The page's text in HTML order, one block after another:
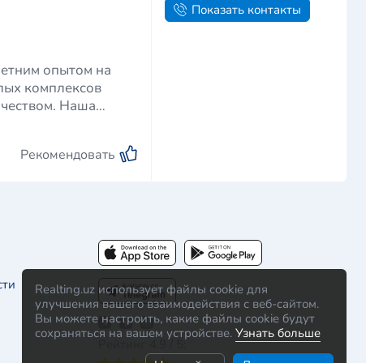
Realting.uz использует файлы cookie для
улучшения вашего взаимодействия с веб-сайтом.
Вы можете настроить, какие файлы cookie будут
сохраняться на вашем устройстве. Узнать больше
опытом на
комплексов
Наша
Рекомендовать
Показать контакты
Рейтинг 4.9 / 5: